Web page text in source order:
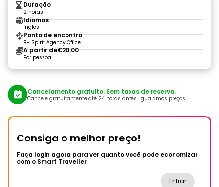
Duração
2 horas
Idiomas
Inglês
Ponto de encontro
BH Spirit Agency Office
A partir de€20.00
Por pessoa
Cancelamento gratuito. Sem taxas de reserva.
Cancele gratuitamente até 24 horas antes. Igualamos preços.
Consiga o melhor preço!
Faça login agora para ver quanto você pode economizar
com o Smart Traveller
Entrar